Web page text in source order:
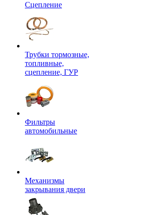
Сцепление
Трубки тормозные,
топливные,
сцепление, ГУР
Фильтры
автомобильные
Механизмы
закрывания двери